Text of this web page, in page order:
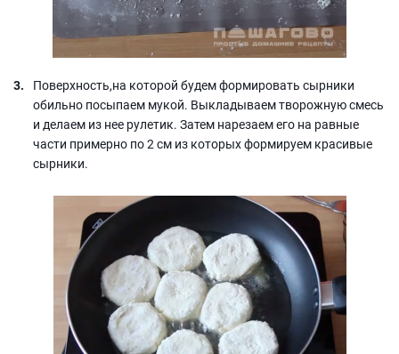
Поверхность,на которой будем формировать сырники
обильно посыпаем мукой. Выкладываем творожную смесь
и делаем из нее рулетик. Затем нарезаем его на равные
части примерно по 2 см из которых формируем красивые
сырники.